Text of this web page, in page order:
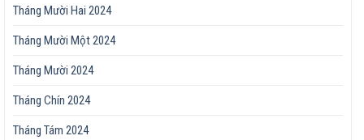
Tháng Mười Hai 2024
Tháng Mười Một 2024
Tháng Mười 2024
Tháng Chín 2024
Tháng Tám 2024